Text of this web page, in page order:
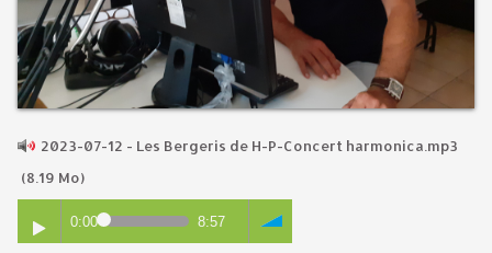
2023-07-12 - Les Bergeris de H-P-Concert harmonica.mp3
(8.19 Mo)
0:00 8:57